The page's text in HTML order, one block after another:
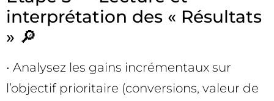
interprétation des « Résultats
» 🔎
• Analysez les gains incrémentaux sur
l’objectif prioritaire (conversions, valeur de